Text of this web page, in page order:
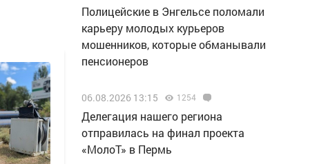
Полицейские в Энгельсе поломали
карьеру молодых курьеров
мошенников, которые обманывали
пенсионеров
06.08.2026 13:15 1254
Делегация нашего региона
отправилась на финал проекта
«МолоТ» в Пермь